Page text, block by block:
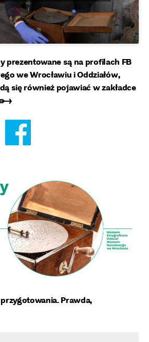
prezentowane są na profilach FB
we Wrocławiu i Oddziałów,
się również pojawiać w zakładce
➸
Prawda,